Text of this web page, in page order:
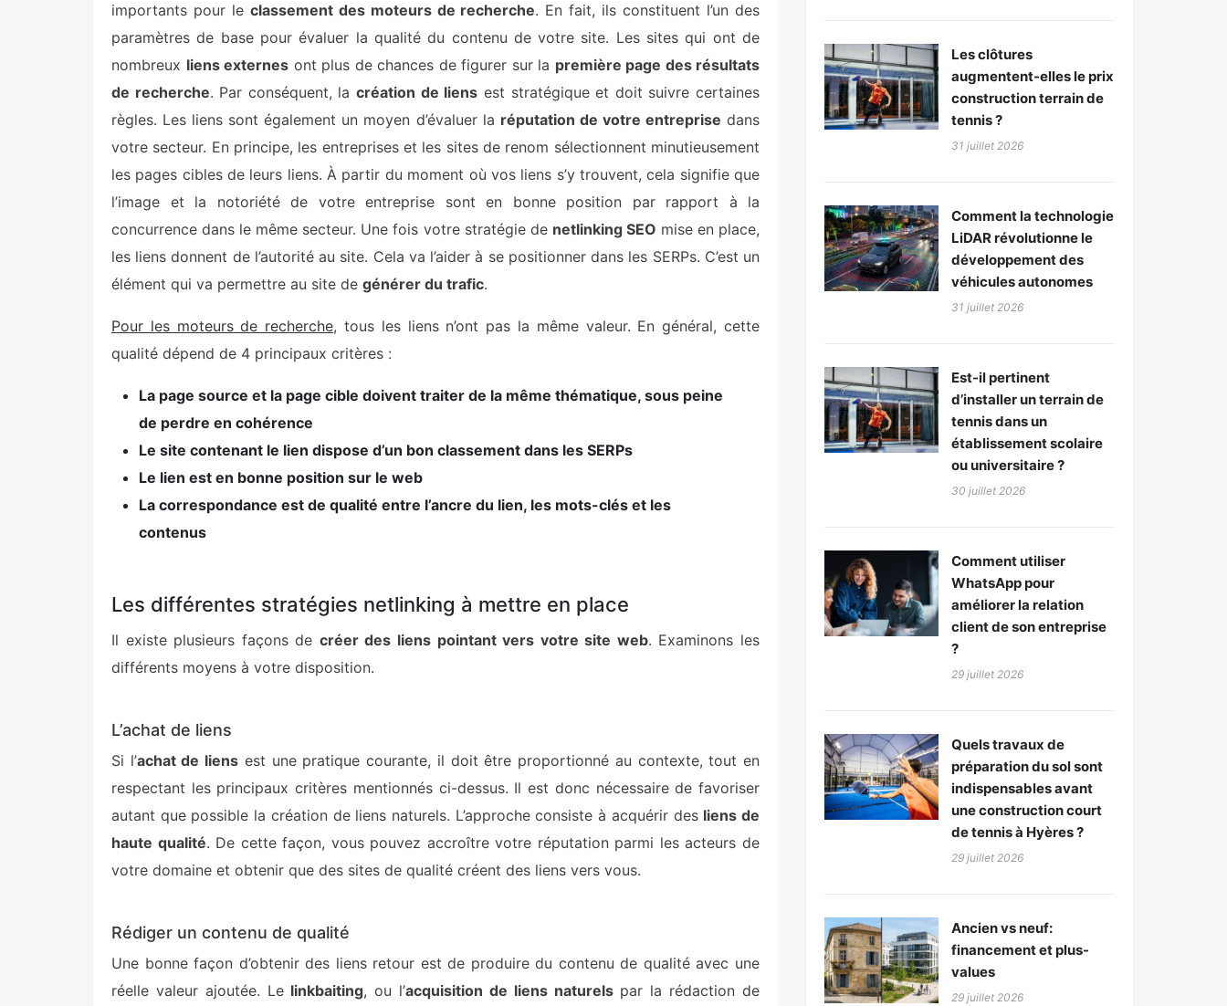
importants pour le classement des moteurs de recherche. En fait, ils constituent l’un des
paramètres de base pour évaluer la qualité du contenu de votre site. Les sites qui ont de
nombreux liens externes ont plus de chances de figurer sur la première page des résultats
de recherche. Par conséquent, lacréation de liens est stratégique et doit suivre certaines
règles. Les liens sont également un moyen d’évaluer la réputation de votre entreprise dans
votre secteur. En principe, les entreprises et les sites de renom sélectionnent minutieusement
les pages cibles de leurs liens. À partir du moment où vos liens s’y trouvent, cela signifie que
l’image et la notoriété de votre entreprise sont en bonne position par rapport à la
concurrence dans le même secteur. Une fois votre stratégie de netlinking SEO mise en place,
les liens donnent de l’autorité au site. Cela va l’aider à se positionner dans les SERPs. C’est un
élément qui va permettre au site de générer du trafic.
Pour les moteurs de recherche, tous les liens n’ont pas la même valeur. En général, cette
qualité dépend de 4 principaux critères :
La page source et la page cible doivent traiter de la même thématique, sous peine
de perdre en cohérence
Le site contenant le lien dispose d’un bon classement dans les SERPs
Le lien est en bonne position sur le web
La correspondance est de qualité entre l’ancre du lien, les mots-clés et les
contenus
Les différentes stratégies netlinking à mettre en place
Il existe plusieurs façons de créer des liens pointant vers votre site web. Examinons les
différents moyens à votre disposition.
L’achat de liens
Si l’achat de liens est une pratique courante, il doit être proportionné au contexte, tout en
respectant les principaux critères mentionnés ci-dessus. Il est donc nécessaire de favoriser
autant que possible la création de liens naturels. L’approche consiste à acquérir des liens de
haute qualité. De cette façon, vous pouvez accroître votre réputation parmi les acteurs de
votre domaine et obtenir que des sites de qualité créent des liens vers vous.
Rédiger un contenu de qualité
Une bonne façon d’obtenir des liens retour est de produire du contenu de qualité avec une
réelle valeur ajoutée. Le linkbaiting, ou l’acquisition de liens naturelspar la rédaction de
Les clôtures
augmentent-elles le prix
construction terrain de
tennis ?
31 juillet 2026
Comment la technologie
LiDAR révolutionne le
développement des
véhicules autonomes
31 juillet 2026
Est-il pertinent
d’installer un terrain de
tennis dans un
établissement scolaire
ou universitaire ?
30 juillet 2026
Comment utiliser
WhatsApp pour
améliorer la relation
client de son entreprise
?
29 juillet 2026
Quels travaux de
préparation du sol sont
indispensables avant
une construction court
de tennis à Hyères ?
29 juillet 2026
Ancien vs neuf:
financement et plus-
values
29 juillet 2026